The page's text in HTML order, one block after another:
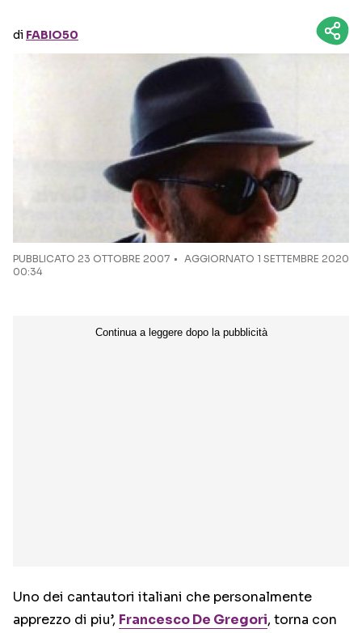
di FABIO50
PUBBLICATO 23 OTTOBRE 2007
AGGIORNATO 1 SETTEMBRE 2020
00:34
Uno dei cantautori italiani che personalmente
apprezzo di piu’, Francesco De Gregori, torna con